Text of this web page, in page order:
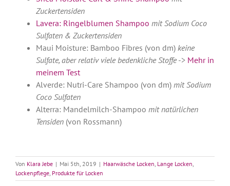
Zuckertensiden
Lavera: Ringelblumen Shampoo mit Sodium Coco
Sulfaten & Zuckertensiden
Maui Moisture: Bamboo Fibres (von dm) keine
Sulfate, aber relativ viele bedenkliche Stoffe-> Mehr in
meinem Test
Alverde: Nutri-Care Shampoo (von dm) mit Sodium
Coco Sulfaten
Alterra: Mandelmilch-Shampoo mit natürlichen
Tensiden(von Rossmann)
Von Klara Jebe | Mai 5th, 2019 | Haarwäsche Locken, Lange Locken,
Lockenpflege, Produkte für Locken